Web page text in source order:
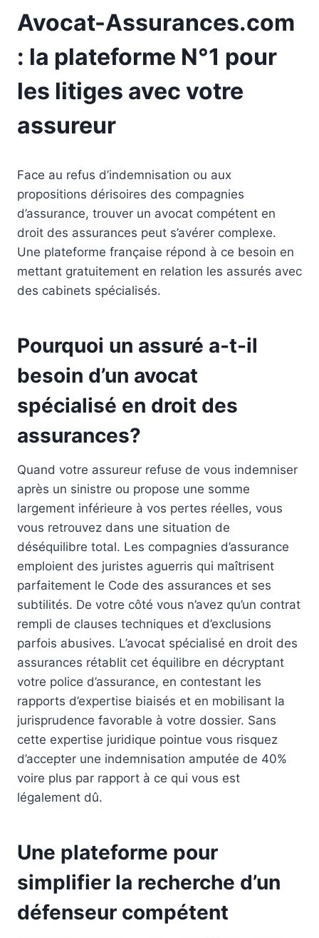
Avocat-Assurances.com
: la plateforme N°1 pour
les litiges avec votre
assureur
Face au refus d’indemnisation ou aux
propositions dérisoires des compagnies
d’assurance, trouver un avocat compétent en
droit des assurances peut s’avérer complexe.
Une plateforme française répond à ce besoin en
mettant gratuitement en relation les assurés avec
des cabinets spécialisés.
Pourquoi un assuré a-t-il
besoin d’un avocat
spécialisé en droit des
assurances?
Quand votre assureur refuse de vous indemniser
après un sinistre ou propose une somme
largement inférieure à vos pertes réelles, vous
vous retrouvez dans une situation de
déséquilibre total. Les compagnies d’assurance
emploient des juristes aguerris qui maîtrisent
parfaitement le Code des assurances et ses
subtilités. De votre côté vous n’avez qu’un contrat
rempli de clauses techniques et d’exclusions
parfois abusives. L’avocat spécialisé en droit des
assurances rétablit cet équilibre en décryptant
votre police d’assurance, en contestant les
rapports d’expertise biaisés et en mobilisant la
jurisprudence favorable à votre dossier. Sans
cette expertise juridique pointue vous risquez
d’accepter une indemnisation amputée de 40%
voire plus par rapport à ce qui vous est
légalement dû.
Une plateforme pour
simplifier la recherche d’un
défenseur compétent